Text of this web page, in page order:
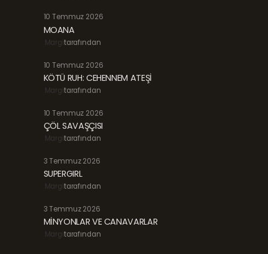
10 Temmuz 2026
MOANA
Margitarafından
10 Temmuz 2026
KÖTÜ RUH: CEHENNEM ATEŞİ
Margitarafından
10 Temmuz 2026
ÇÖL SAVAŞÇISI
Margitarafından
3 Temmuz 2026
SUPERGIRL
Margitarafından
3 Temmuz 2026
MİNYONLAR VE CANAVARLAR
Margitarafından